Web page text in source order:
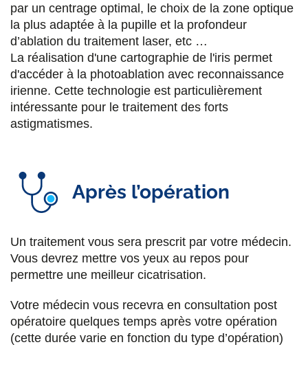
par un centrage optimal, le choix de la zone optique
la plus adaptée à la pupille et la profondeur
d’ablation du traitement laser, etc …
La réalisation d'une cartographie de l'iris permet
d'accéder à la photoablation avec reconnaissance
irienne. Cette technologie est particulièrement
intéressante pour le traitement des forts
astigmatismes.
Après l’opération
Un traitement vous sera prescrit par votre médecin.
Vous devrez mettre vos yeux au repos pour
permettre une meilleur cicatrisation.
Votre médecin vous recevra en consultation post
opératoire quelques temps après votre opération
(cette durée varie en fonction du type d’opération)